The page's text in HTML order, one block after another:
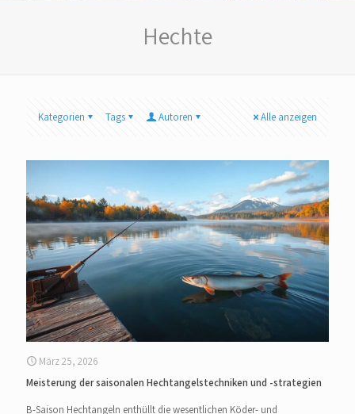
Hechte
Kategorien Tags Autoren Alle anzeigen
März 25, 2026
Meisterung der saisonalen Hechtangelstechniken und -strategien
B-Saison Hechtangeln enthüllt die wesentlichen Köder- und